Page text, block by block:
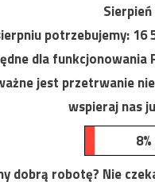
potrzebujemy:16
dla funkcjonowania
jest przetrwanie
wspieraj nas
8%
dobrą robotę? Nie